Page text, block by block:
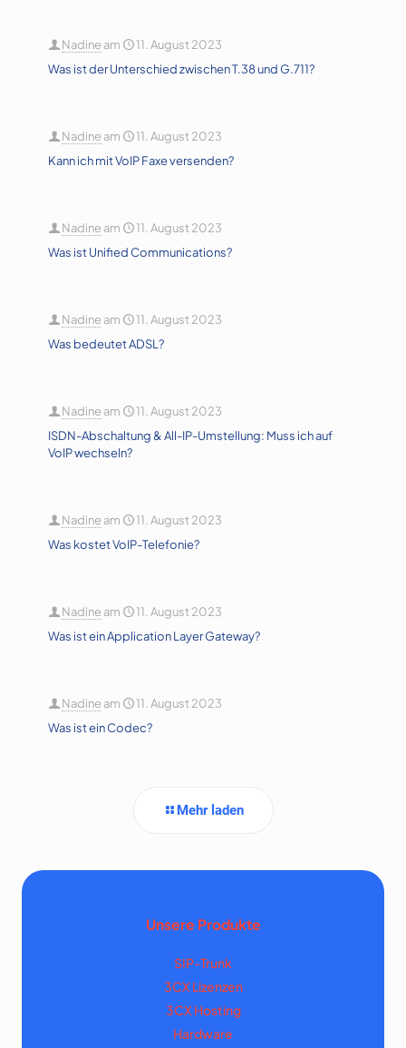
Nadine am
11. August 2023
Was ist der Unterschied zwischen T.38 und G.711?
Nadine am
11. August 2023
Kann ich mit VoIP Faxe versenden?
Nadine am
11. August 2023
Was ist Unified Communications?
Nadine am
11. August 2023
Was bedeutet ADSL?
Nadine am
11. August 2023
ISDN-Abschaltung & All-IP-Umstellung: Muss ich auf
VoIP wechseln?
Nadine am
11. August 2023
Was kostet VoIP-Telefonie?
Nadine am
11. August 2023
Was ist ein Application Layer Gateway?
Nadine am
11. August 2023
Was ist ein Codec?
Mehr laden
Unsere Produkte
SIP-Trunk
3CX Lizenzen
3CX Hosting
Hardware